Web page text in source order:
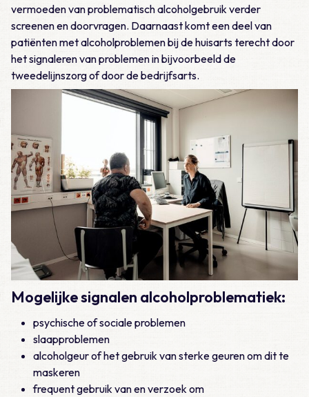
vermoeden van problematisch alcoholgebruik verder
screenen en doorvragen. Daarnaast komt een deel van
patiënten met alcoholproblemen bij de huisarts terecht door
het signaleren van problemen in bijvoorbeeld de
tweedelijnszorg of door de bedrijfsarts.
Mogelijke signalen alcoholproblematiek:
psychische of sociale problemen
slaapproblemen
alcoholgeur of het gebruik van sterke geuren om dit te
maskeren
frequent gebruik van en verzoek om